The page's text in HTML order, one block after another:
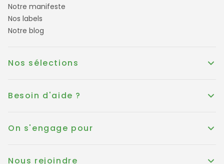
Notre manifeste
Nos labels
Notre blog
Nos sélections
Besoin d'aide ?
On s'engage pour
Nous rejoindre